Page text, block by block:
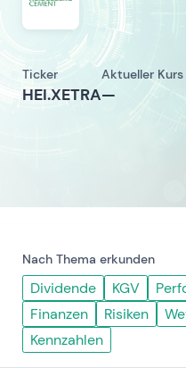
Ticker
HEI.XETRA
Aktueller Kurs
—
Nach Thema erkunden
Dividende KGV
Finanzen
Risiken
Kennzahlen